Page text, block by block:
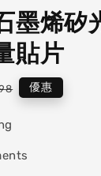
墨烯矽
貼片
優惠